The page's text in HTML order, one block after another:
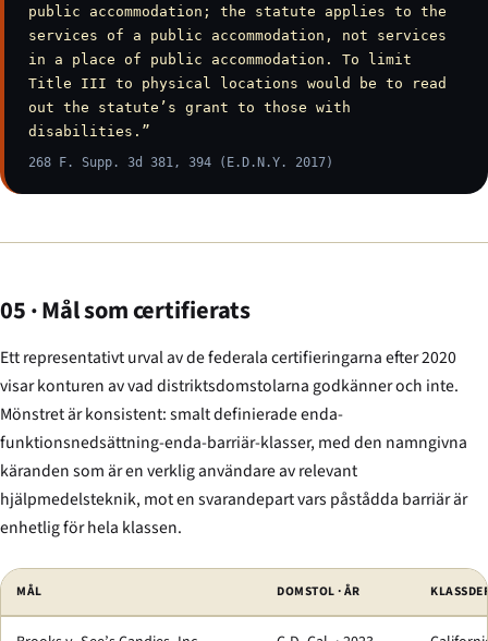
public accommodation; the statute applies to the
services of a public accommodation, not services
in a place of public accommodation. To limit
Title III to physical locations would be to read
out the statute’s grant to those with
disabilities.”
268 F. Supp. 3d 381, 394 (E.D.N.Y. 2017)
05 · Mål som certifierats
Ett representativt urval av de federala certifieringarna efter 2020
visar konturen av vad distriktsdomstolarna godkänner och inte.
Mönstret är konsistent: smalt definierade enda-
funktionsnedsättning-enda-barriär-klasser, med den namngivna
käranden som är en verklig användare av relevant
hjälpmedelsteknik, mot en svarandepart vars påstådda barriär är
enhetlig för hela klassen.
MÅL DOMSTOL · ÅR